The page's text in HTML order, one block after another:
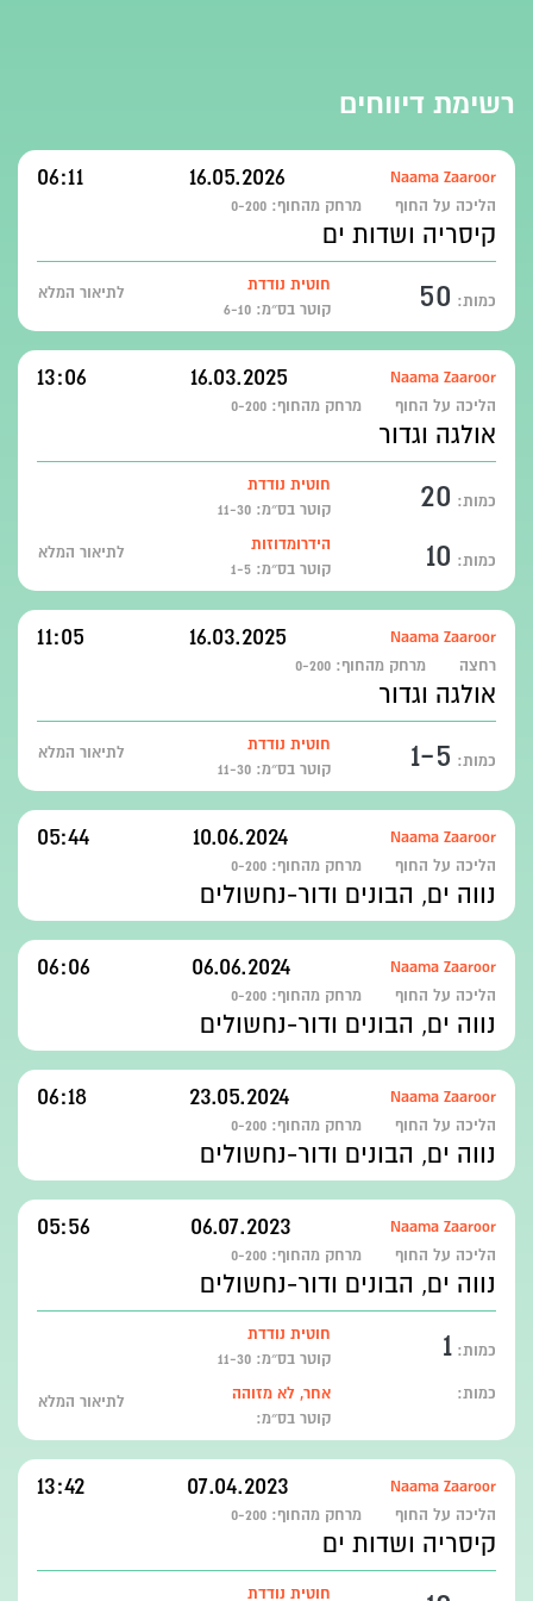
רשימת דיווחים
Naama Zaaroor
16.05.2026
06:11
הליכה על החוף מרחק מהחוף: 0-200
קיסריה ושדות ים
כמות: 50
חוטית נודדת
קוטר בס״מ: 6-10
לתיאור המלא
Naama Zaaroor
16.03.2025
13:06
הליכה על החוף מרחק מהחוף: 0-200
אולגה וגדור
כמות: 20
חוטית נודדת
קוטר בס״מ: 11-30
כמות: 10
הידרומדוזות
קוטר בס״מ: 1-5
לתיאור המלא
Naama Zaaroor
16.03.2025
11:05
רחצה מרחק מהחוף: 0-200
אולגה וגדור
כמות: 1-5
חוטית נודדת
קוטר בס״מ: 11-30
לתיאור המלא
Naama Zaaroor
10.06.2024
05:44
הליכה על החוף מרחק מהחוף: 0-200
נווה ים, הבונים ודור-נחשולים
Naama Zaaroor
06.06.2024
06:06
הליכה על החוף מרחק מהחוף: 0-200
נווה ים, הבונים ודור-נחשולים
Naama Zaaroor
23.05.2024
06:18
הליכה על החוף מרחק מהחוף: 0-200
נווה ים, הבונים ודור-נחשולים
Naama Zaaroor
06.07.2023
05:56
הליכה על החוף מרחק מהחוף: 0-200
נווה ים, הבונים ודור-נחשולים
כמות: 1
חוטית נודדת
קוטר בס״מ: 11-30
כמות:
אחר, לא מזוהה
קוטר בס״מ:
לתיאור המלא
Naama Zaaroor
07.04.2023
13:42
הליכה על החוף מרחק מהחוף: 0-200
קיסריה ושדות ים
חוטית נודדת